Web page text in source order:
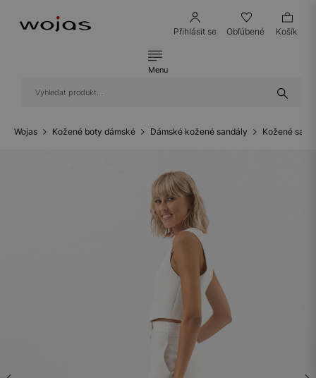
Přihlásit se Obľúbené Košík
Menu
Wojas Kožené boty dámské Dámské kožené sandály Kožené